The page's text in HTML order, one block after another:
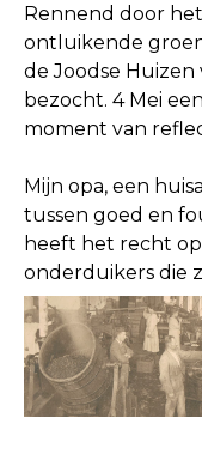
Rennend door
ontluikende
de Joodse
bezocht. 4 Mei
moment van
Mijn opa, een
tussen goed en
heeft het recht
onderduikers die